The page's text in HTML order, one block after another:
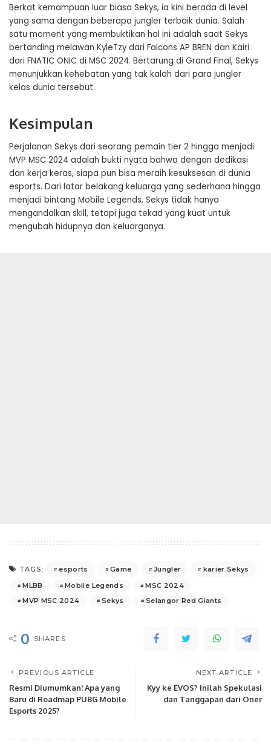
Berkat kemampuan luar biasa Sekys, ia kini berada di level
yang sama dengan beberapa jungler terbaik dunia. Salah
satu moment yang membuktikan hal ini adalah saat Sekys
bertanding melawan KyleTzy dari Falcons AP BREN dan Kairi
dari FNATIC ONIC di MSC 2024. Bertarung di Grand Final, Sekys
menunjukkan kehebatan yang tak kalah dari para jungler
kelas dunia tersebut.
Kesimpulan
Perjalanan Sekys dari seorang pemain tier 2 hingga menjadi
MVP MSC 2024 adalah bukti nyata bahwa dengan dedikasi
dan kerja keras, siapa pun bisa meraih kesuksesan di dunia
esports. Dari latar belakang keluarga yang sederhana hingga
menjadi bintang Mobile Legends, Sekys tidak hanya
mengandalkan skill, tetapi juga tekad yang kuat untuk
mengubah hidupnya dan keluarganya.
TAGS: esports Game Jungler
karier Sekys
MLBB
Mobile Legends
MSC 2024
MVP MSC 2024
Sekys Selangor Red Giants
0 SHARES
PREVIOUS ARTICLE
Resmi Diumumkan! Apa yang
Baru di Roadmap PUBG Mobile
Esports 2025?
NEXT ARTICLE
Kyy ke EVOS? Inilah Spekulasi
dan Tanggapan dari Oner